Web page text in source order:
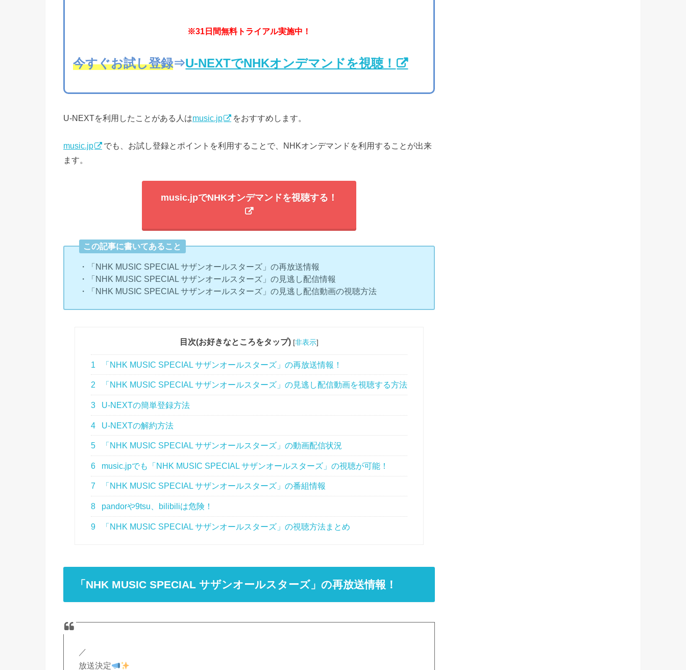
※31日間無料トライアル実施中！
今すぐお試し登録⇒U-NEXTでNHKオンデマンドを視聴！
U-NEXTを利用したことがある人はmusic.jp をおすすめします。
music.jp
でも、お試し登録とポイントを利用することで、NHKオンデマンドを利用することが出来
ます。
music.jpでNHKオンデマンドを視聴する！
この記事に書いてあること
・「NHK MUSIC SPECIAL サザンオールスターズ」の再放送情報
・「NHK MUSIC SPECIAL サザンオールスターズ」の見逃し配信情報
・「NHK MUSIC SPECIAL サザンオールスターズ」の見逃し配信動画の視聴方法
目次(お好きなところをタップ) [非表示]
1 「NHK MUSIC SPECIAL サザンオールスターズ」の再放送情報！
2 「NHK MUSIC SPECIAL サザンオールスターズ」の見逃し配信動画を視聴する方法
3 U-NEXTの簡単登録方法
4 U-NEXTの解約方法
5 「NHK MUSIC SPECIAL サザンオールスターズ」の動画配信状況
6 music.jpでも「NHK MUSIC SPECIAL サザンオールスターズ」の視聴が可能！
7 「NHK MUSIC SPECIAL サザンオールスターズ」の番組情報
8 pandorや9tsu、bilibiliは危険！
9 「NHK MUSIC SPECIAL サザンオールスターズ」の視聴方法まとめ
「NHK MUSIC SPECIAL サザンオールスターズ」の再放送情報！
／
放送決定